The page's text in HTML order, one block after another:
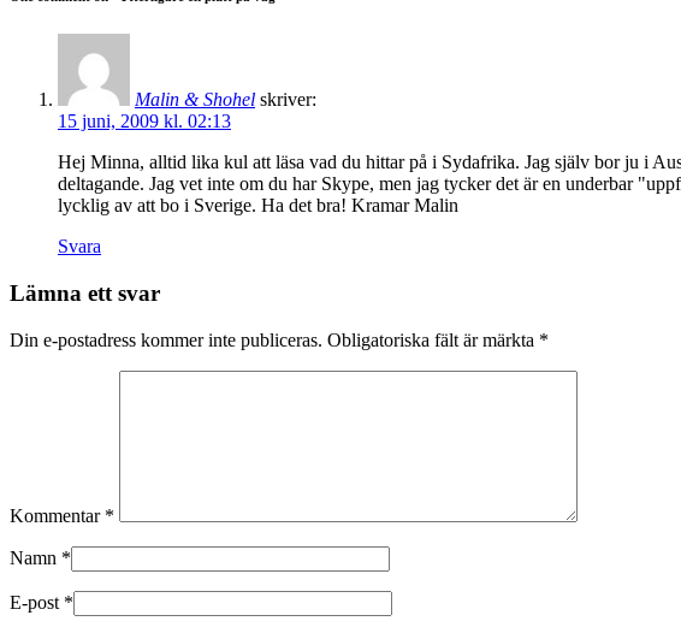
Malin & Shohel skriver:
15 juni, 2009 kl. 02:13
Hej Minna, alltid lika kul att läsa vad du hittar på i Sydafrika. Jag själv bor ju i
deltagande. Jag vet inte om du har Skype, men jag tycker det är en underbar
lycklig av att bo i Sverige. Ha det bra! Kramar Malin
Svara
Lämna ett svar
Din e-postadress kommer inte publiceras. Obligatoriska fält är märkta *
Kommentar *
Namn *
E-post *